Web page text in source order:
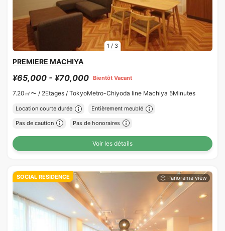
1 / 3
PREMIERE MACHIYA
¥65,000 - ¥70,000 Bientôt Vacant
7.20㎡〜 / 2Etages / TokyoMetro-Chiyoda line Machiya 5Minutes
Location courte durée Entièrement meublé
Pas de caution Pas de honoraires
Voir les détails
SOCIAL RESIDENCE